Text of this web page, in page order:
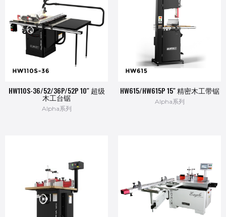
HW110S-36/52/36P/52P 10″ 超级
木工台锯
Alpha系列
HW615/HW615P 15″ 精密木工带锯
Alpha系列